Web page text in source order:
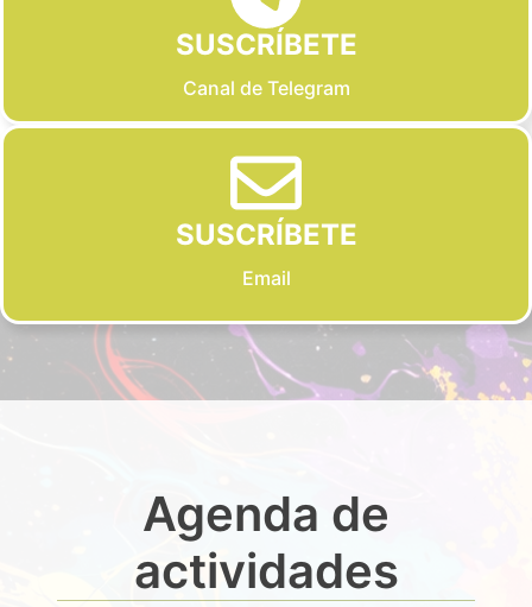
SUSCRÍBETE
Canal de Telegram
SUSCRÍBETE
Email
Agenda de
actividades